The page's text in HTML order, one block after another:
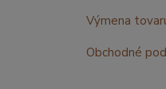
Výmena
Obchodné